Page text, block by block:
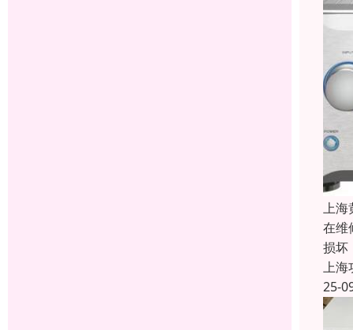
上海
在维
损坏‌
上海
25-